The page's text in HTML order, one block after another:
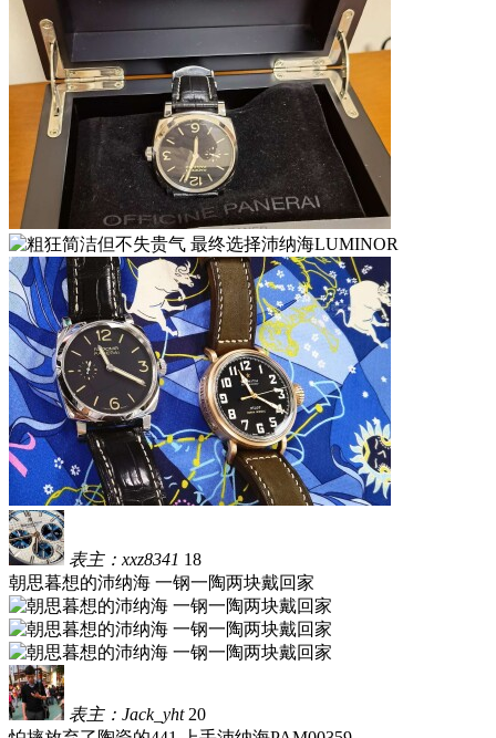
表主：xxz8341 18
朝思暮想的沛纳海 一钢一陶两块戴回家
表主：Jack_yht 20